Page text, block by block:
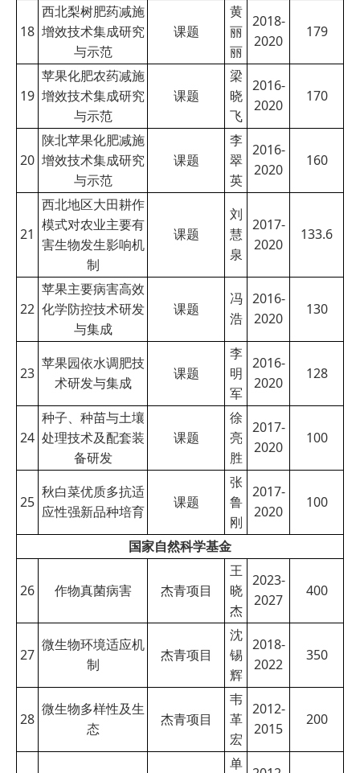
18
西北梨树肥药减施
增效技术集成研究
与示范
课题
黄
丽
丽
2018-
2020
179
19
苹果化肥农药减施
增效技术集成研究
与示范
课题
梁
晓
飞
2016-
2020
170
20
陕北苹果化肥减施
增效技术集成研究
与示范
课题
李
翠
英
2016-
2020
160
21
西北地区大田耕作
模式对农业主要有
害生物发生影响机
制
课题
刘
慧
泉
2017-
2020
133.6
22
苹果主要病害高效
化学防控技术研发
与集成
课题
冯
浩
2016-
2020
130
23
苹果园依水调肥技
术研发与集成
课题
李
明
军
2016-
2020
128
24
种子、种苗与土壤
处理技术及配套装
备研发
课题
徐
亮
胜
2017-
2020
100
25
秋白菜优质多抗适
应性强新品种培育
课题
张
鲁
刚
2017-
2020
100
国家自然科学基金
26 作物真菌病害 杰青项目
王
晓
杰
2023-
2027
400
27
微生物环境适应机
制
杰青项目
沈
锡
辉
2018-
2022
350
28
微生物多样性及生
态
杰青项目
韦
革
宏
2012-
2015
200
单